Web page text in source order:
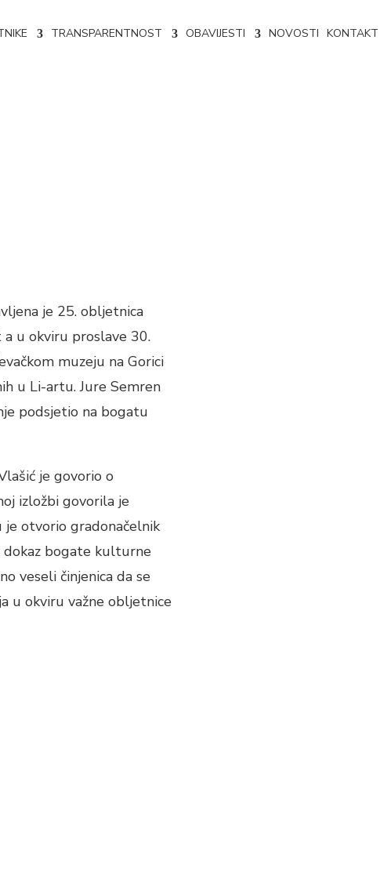
TRANSPARENTNOST OBAVIJESTI NOVOSTI KONTAKT
je 25. obljetnica
u okviru proslave 30.
muzeju na Gorici
u Li-artu. Jure Semren
podsjetio na bogatu
je govorio o
izložbi govorila je
je otvorio gradonačelnik
dokaz bogate kulturne
veseli činjenica da se
u okviru važne obljetnice